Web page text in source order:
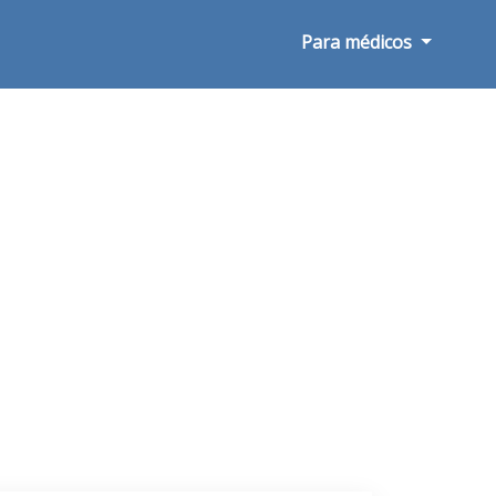
Para médicos